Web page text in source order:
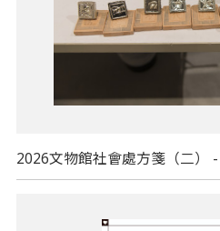
2026文物館社會處方箋（二）